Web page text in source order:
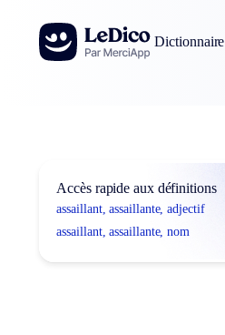
Aller au contenu
Dictionnaire
Accès rapide aux définitions
assaillant, assaillante, adjectif
assaillant, assaillante, nom